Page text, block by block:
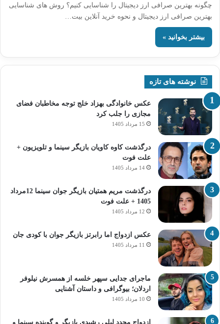
چگونه بهترین صرافی ارز دیجیتال را شناسایی کنیم؟ روش های شناسایی
بهترین صرافی ارز دیجیتال و نحوه خرید آنلاین بیت…
بیشتر بخوانید »
نوشته های تازه
عکس خانوادگی بهزاد خلج توجه مخاطبان فضای
مجازی را جلب کرد
15 مرداد 1405
درگذشت کاوه کاویان بازیگر سینما و تلویزیون +
علت فوت
14 مرداد 1405
درگذشت مریم همتیان بازیگر جوان سینما 12مرداد
1405 + علت فوت
12 مرداد 1405
عکس ازدواج اما رابرتز بازیگر جوان با کودی جان
11 مرداد 1405
ماجرای جدایی سپهر خلسه از همسرش نیلوفر
اردلان؛ بیوگرافی و داستان آشنایی
10 مرداد 1405
ازدواج مجدد لیلی رشیدی بازیگر و گوینده سینما و